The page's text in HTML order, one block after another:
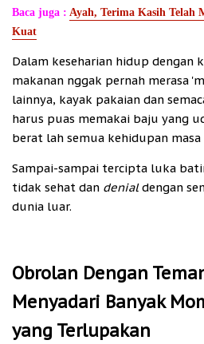
Baca juga : Ayah, Terima Kasih Telah
Kuat
Dalam keseharian hidup dengan
makanan nggak pernah merasa
lainnya, kayak pakaian dan
harus puas memakai baju yang
berat lah semua kehidupan
Sampai-sampai tercipta luka
tidak sehat dan denialdengan
dunia luar.
Obrolan Dengan
Menyadari Banyak
yang Terlupakan